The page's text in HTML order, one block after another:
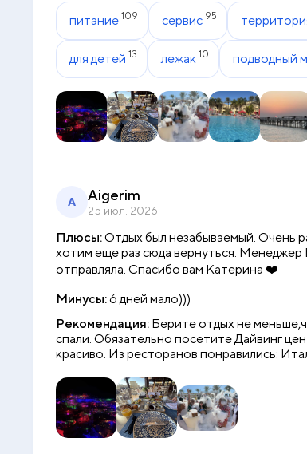
питание 109 сервис 95
для детей 13 лежак 10 подводный
A Aigerim
25 июл. 2026
Плюсы:Отдых был незабываемый. Очень
хотим еще раз сюда вернуться. Менеджер
отправляла. Спасибо вам Катерина ❤️
Минусы:6 дней мало)))
Рекомендация: Берите отдых не
спали. Обязательно посетите Дайвинг
красиво. Из ресторанов понравились: